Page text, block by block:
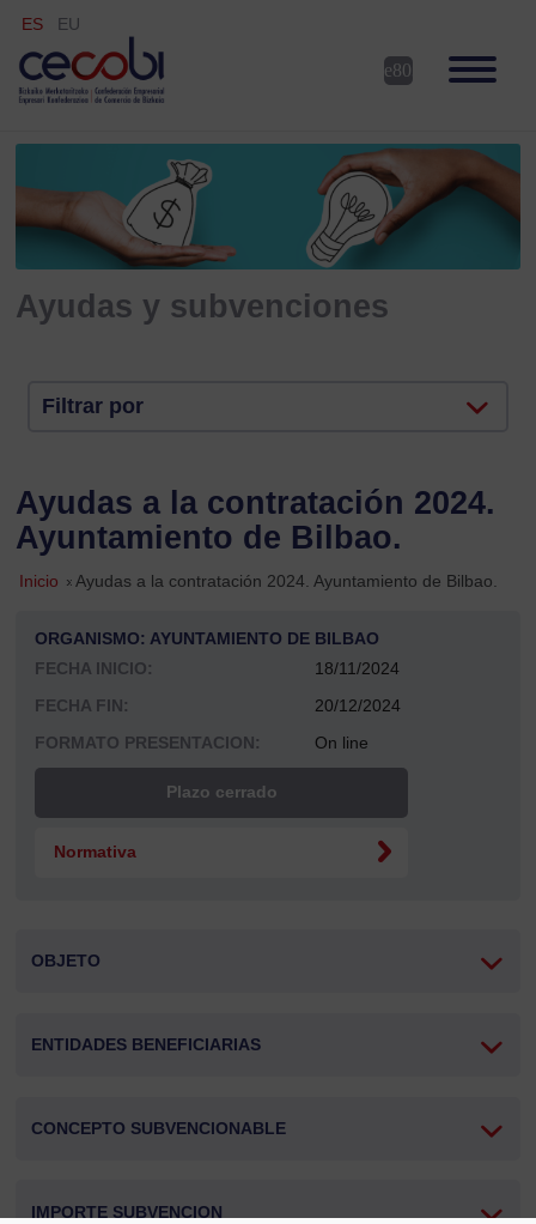
ES EU
Ayudas y subvenciones
Filtrar por
Ayudas a la contratación 2024.
Ayuntamiento de Bilbao.
Inicio » Ayudas a la contratación 2024. Ayuntamiento de Bilbao.
ORGANISMO: AYUNTAMIENTO DE BILBAO
FECHA INICIO:
18/11/2024
FECHA FIN:
20/12/2024
FORMATO PRESENTACION:
On line
Plazo cerrado
Normativa
OBJETO
ENTIDADES BENEFICIARIAS
CONCEPTO SUBVENCIONABLE
IMPORTE SUBVENCION